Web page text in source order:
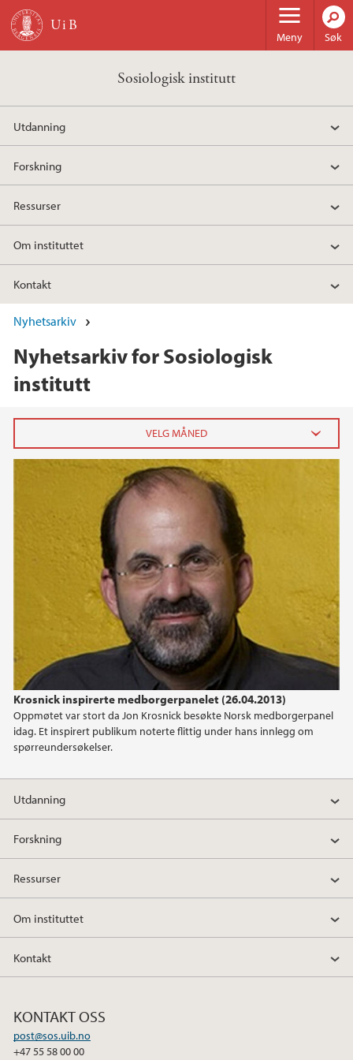
Hopp til hovedinnhold
Meny Søk
Sosiologisk institutt
Utdanning
Forskning
Ressurser
Om instituttet
Kontakt
Nyhetsarkiv
Nyhetsarkiv for Sosiologisk
institutt
Krosnick inspirerte medborgerpanelet (26.04.2013)
Oppmøtet var stort da Jon Krosnick besøkte Norsk medborgerpanel
idag. Et inspirert publikum noterte flittig under hans innlegg om
spørreundersøkelser.
2026
juni (1)
2025
2024
2022
2021
2019
2018
2017
2016
2013
Utdanning
Forskning
Ressurser
Om instituttet
Kontakt
KONTAKT OSS
post@sos.uib.no
+47 55 58 00 00